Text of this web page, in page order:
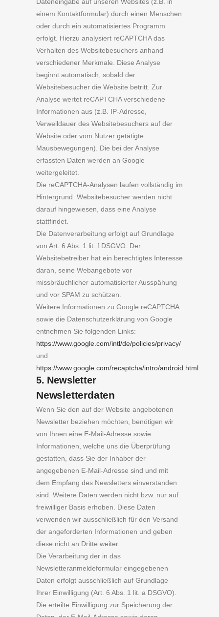
einem Kontaktformular) durch einen Menschen
oder durch ein automatisiertes Programm
erfolgt. Hierzu analysiert reCAPTCHA das
Verhalten des Websitebesuchers anhand
verschiedener Merkmale. Diese Analyse
beginnt automatisch, sobald der
Websitebesucher die Website betritt. Zur
Analyse wertet reCAPTCHA verschiedene
Informationen aus (z.B. IP-Adresse,
Verweildauer des Websitebesuchers auf der
Website oder vom Nutzer getätigte
Mausbewegungen). Die bei der Analyse
erfassten Daten werden an Google
weitergeleitet.
Die reCAPTCHA-Analysen laufen vollständig im
Hintergrund. Websitebesucher werden nicht
darauf hingewiesen, dass eine Analyse
stattfindet.
Die Datenverarbeitung erfolgt auf Grundlage
von Art. 6 Abs. 1 lit. f DSGVO. Der
Websitebetreiber hat ein berechtigtes Interesse
daran, seine Webangebote vor
missbräuchlicher automatisierter Ausspähung
und vor SPAM zu schützen.
Weitere Informationen zu Google reCAPTCHA
sowie die Datenschutzerklärung von Google
entnehmen Sie folgenden Links:
https://www.google.com/intl/de/policies/privacy/
und
https://www.google.com/recaptcha/intro/android.html
5. Newsletter
Newsletterdaten
Wenn Sie den auf der Website angebotenen
Newsletter beziehen möchten, benötigen wir
von Ihnen eine E-Mail-Adresse sowie
Informationen, welche uns die Überprüfung
gestatten, dass Sie der Inhaber der
angegebenen E-Mail-Adresse sind und mit
dem Empfang des Newsletters einverstanden
sind. Weitere Daten werden nicht bzw. nur auf
freiwilliger Basis erhoben. Diese Daten
verwenden wir ausschließlich für den Versand
der angeforderten Informationen und geben
diese nicht an Dritte weiter.
Die Verarbeitung der in das
Newsletteranmeldeformular eingegebenen
Daten erfolgt ausschließlich auf Grundlage
Ihrer Einwilligung (Art. 6 Abs. 1 lit. a DSGVO).
Die erteilte Einwilligung zur Speicherung der